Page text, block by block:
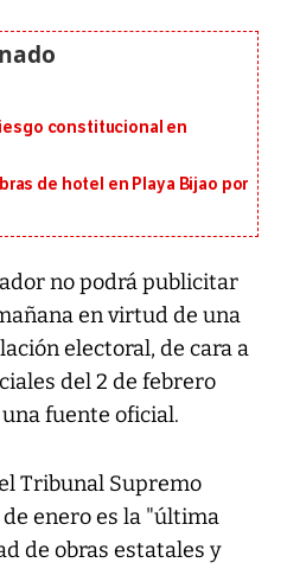
constitucional en
de hotel en Playa Bijao por
no podrá publicitar
en virtud de una
electoral, de cara a
del 2 de febrero
fuente oficial.
Tribunal Supremo
de enero es la "última
de obras estatales y